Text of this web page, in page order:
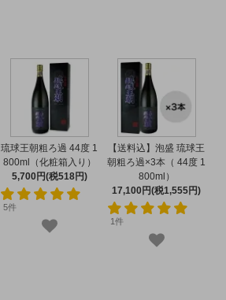
琉球王朝粗ろ過 44度 1
800ml（化粧箱入り）
5,700円(税518円)
5件
【送料込】泡盛 琉球王
朝粗ろ過×3本（ 44度 1
800ml）
17,100円(税1,555円)
1件